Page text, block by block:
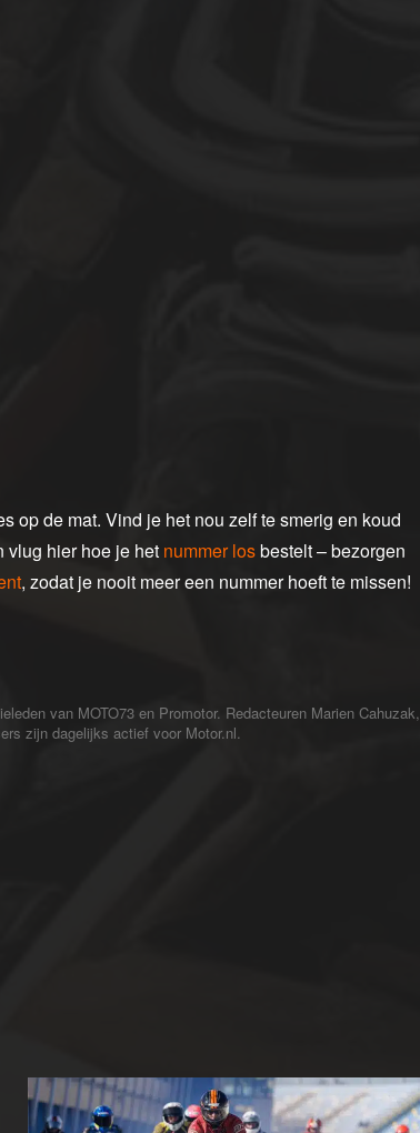
op de mat. Vind je het nou zelf te smerig en koud
vlug hier hoe je het nummer losbestelt – bezorgen
, zodat je nooit meer een nummer hoeft te missen!
van MOTO73 en Promotor. Redacteuren Marien Cahuzak,
zijn dagelijks actief voor Motor.nl.